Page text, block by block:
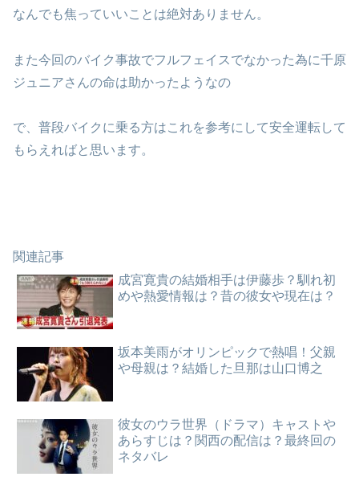
なんでも焦っていいことは絶対ありません。
また今回のバイク事故でフルフェイスでなかった為に千原
ジュニアさんの命は助かったようなの
で、普段バイクに乗る方はこれを参考にして安全運転して
もらえればと思います。
関連記事
成宮寛貴の結婚相手は伊藤歩？馴れ初
めや熱愛情報は？昔の彼女や現在は？
坂本美雨がオリンピックで熱唱！父親
や母親は？結婚した旦那は山口博之
彼女のウラ世界（ドラマ）キャストや
あらすじは？関西の配信は？最終回の
ネタバレ